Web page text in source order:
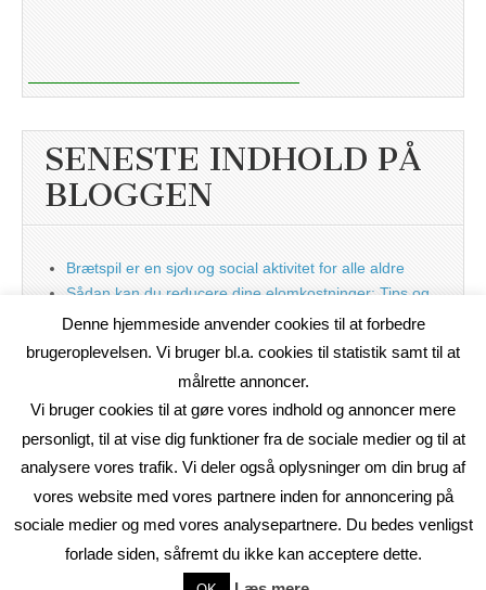
SENESTE INDHOLD PÅ
BLOGGEN
Brætspil er en sjov og social aktivitet for alle aldre
Sådan kan du reducere dine elomkostninger: Tips og
tricks til at spare på elprisen
Nu med blog
On2Net Link Katalog
Denne hjemmeside anvender cookies til at forbedre
brugeroplevelsen. Vi bruger bl.a. cookies til statistik samt til at
målrette annoncer.
Vi bruger cookies til at gøre vores indhold og annoncer mere
personligt, til at vise dig funktioner fra de sociale medier og til at
analysere vores trafik. Vi deler også oplysninger om din brug af
vores website med vores partnere inden for annoncering på
sociale medier og med vores analysepartnere. Du bedes venligst
forlade siden, såfremt du ikke kan acceptere dette.